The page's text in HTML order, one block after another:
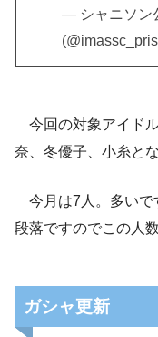
— シャニソン
今回の対象アイド
奈、冬優子、小糸と
今月は7人。多いで
段落ですのでこの人
ガシャ更新